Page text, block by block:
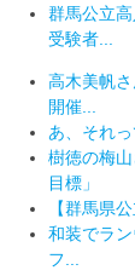
群馬公立
受験者...
高木美帆
開催...
あ、それ
樹徳の梅
目標」
【群馬県
和装でラ
フ...